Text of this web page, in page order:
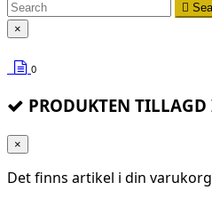

×
0
PRODUKTEN
×
Det finns artikel i din